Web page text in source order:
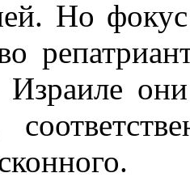
Но
Израиле